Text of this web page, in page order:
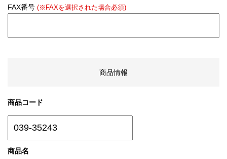
FAX番号 (※FAXを選択された場合必須)
商品情報
商品コード
商品名